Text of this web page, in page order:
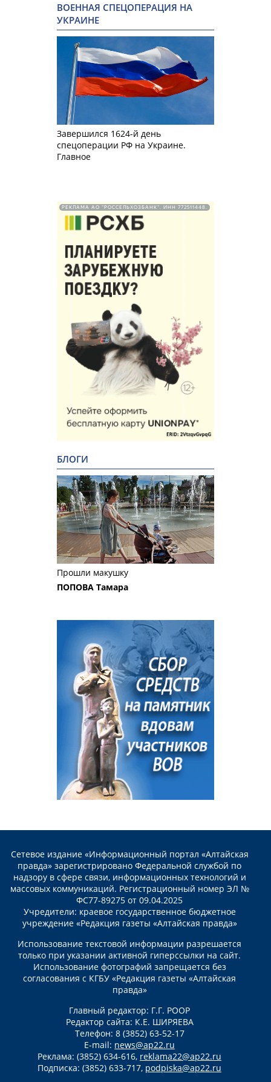
ВОЕННАЯ СПЕЦОПЕРАЦИЯ НА
УКРАИНЕ
Завершился 1624-й день
спецоперации РФ на Украине.
Главное
РЕКЛАМА АО "РОССЕЛЬХОЗБАНК". ИНН 772511448.
БЛОГИ
Прошли макушку
ПОПОВА Тамара
Сетевое издание «Информационный портал «Алтайская
правда» зарегистрировано Федеральной службой по
надзору в сфере связи, информационных технологий и
массовых коммуникаций. Регистрационный номер ЭЛ №
ФС77-89275 от 09.04.2025
Учредители: краевое государственное бюджетное
учреждение «Редакция газеты «Алтайская правда»
Использование текстовой информации разрешается
только при указании активной гиперссылки на сайт.
Использование фотографий запрещается без
согласования с КГБУ «Редакция газеты «Алтайская
правда»
Главный редактор: Г.Г. РООР
Редактор сайта: К.Е. ШИРЯЕВА
Телефон: 8 (3852) 63-52-17
E-mail: news@ap22.ru
Реклама: (3852) 634-616, reklama22@ap22.ru
Подписка: (3852) 633-717, podpiska@ap22.ru